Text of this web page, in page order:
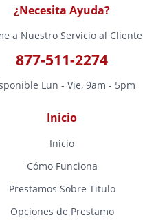
¿Necesita Ayuda?
a Nuestro Servicio al Cliente
877-511-2274
Lun - Vie, 9am - 5pm
Inicio
Inicio
Cómo Funciona
Prestamos Sobre Titulo
Opciones de Prestamo